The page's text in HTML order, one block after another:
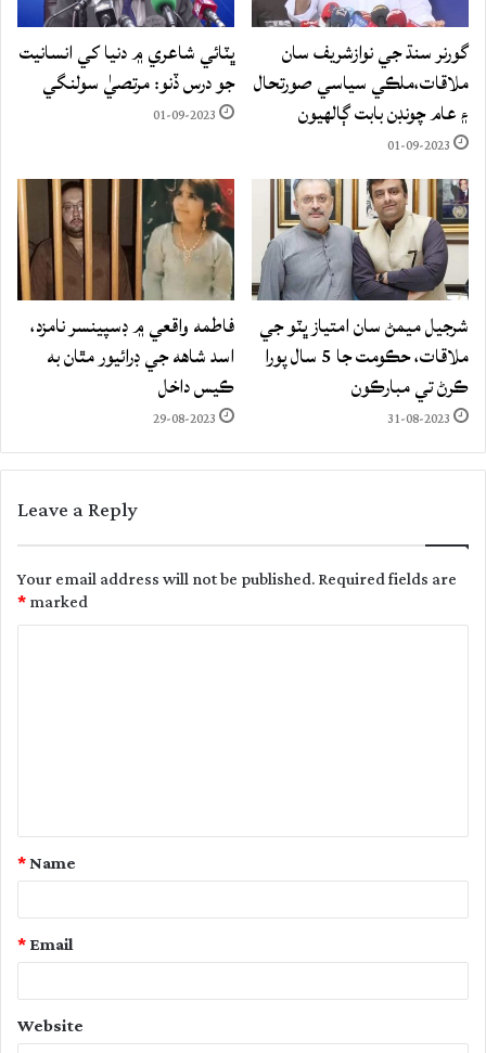
گورنر سنڌ جي نوازشريف سان
ملاقات،ملڪي سياسي صورتحال
۽ عام چونڊن بابت ڳالهيون
01-09-2023
ڀٽائي شاعري ۾ دنيا کي انسانيت
جو درس ڏنو: مرتصيٰ سولنگي
01-09-2023
شرجيل ميمڻ سان امتياز ڀٽو جي
ملاقات، حڪومت جا 5 سال پورا
ڪرڻ تي مبارڪون
31-08-2023
فاطمه واقعي ۾ ڊسپينسر نامزد،
اسد شاهه جي ڊرائيور مٿان به
ڪيس داخل
29-08-2023
Leave a Reply
Your email address will not be published.Required fields are
marked
*
t
Name
*
Email
*
Website